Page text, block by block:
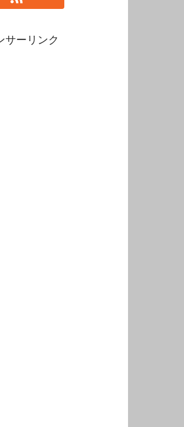
サーリンク